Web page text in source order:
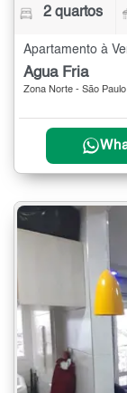
2 quartos
Apartamento à
Água Fria
Zona Norte - São Paulo